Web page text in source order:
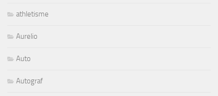
athletisme
Aurelio
Auto
Autograf